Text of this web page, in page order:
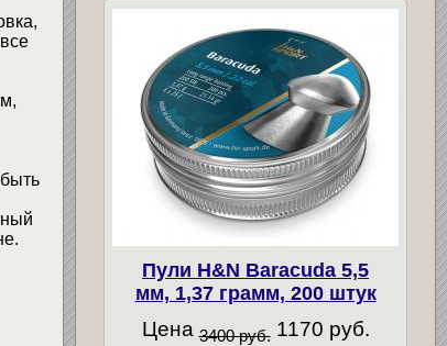
Пули H&N Baracuda 5,5
мм, 1,37 грамм, 200 штук
Цена 3400 руб. 1170 руб.